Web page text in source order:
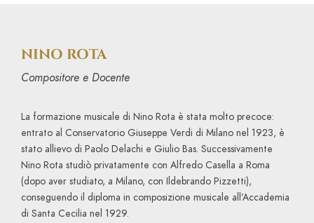
NINO ROTA
Compositore e Docente
La formazione musicale di Nino Rota è stata molto precoce:
entrato al Conservatorio Giuseppe Verdi di Milano nel 1923, è
stato allievo di Paolo Delachi e Giulio Bas. Successivamente
Nino Rota studiò privatamente con Alfredo Casella a Roma
(dopo aver studiato, a Milano, con Ildebrando Pizzetti),
conseguendo il diploma in composizione musicale all’Accademia
di Santa Cecilia nel 1929.